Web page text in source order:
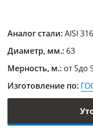
Аналог стали:AISI
Диаметр, мм.: 63
Мерность, м.: от 5до
Изготовление по: